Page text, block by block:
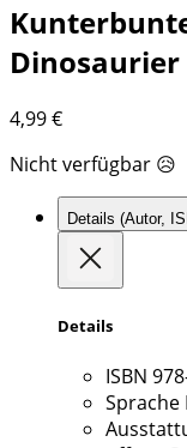
Dinosaurier
4,99€
Nicht verfügbar 😥
Details (Autor,
Details
ISBN
Sprache